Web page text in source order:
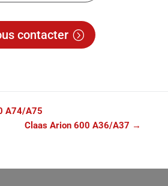
contacter
A74/A75
Claas Arion 600 A36/A37 →